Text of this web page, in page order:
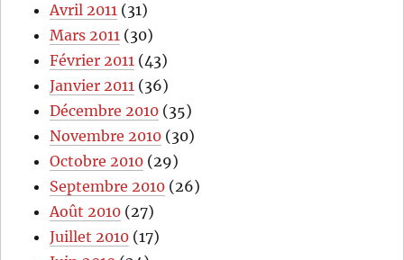
Avril 2011 (31)
Mars 2011 (30)
Février 2011 (43)
Janvier 2011 (36)
Décembre 2010 (35)
Novembre 2010 (30)
Octobre 2010 (29)
Septembre 2010 (26)
Août 2010 (27)
Juillet 2010 (17)